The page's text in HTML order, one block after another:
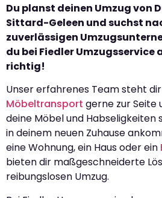
Du planst deinen Umzug von
Sittard-Geleen und suchst
zuverlässigen
du bei Fiedler Umzugsservice
richtig!
Unser erfahrenes Team steht
Möbeltransport gerne zur Seite
deine Möbel und Habseligkeiten
in deinem neuen Zuhause
eine Wohnung, ein Haus oder ein
bieten dir maßgeschneiderte
reibungslosen Umzug.